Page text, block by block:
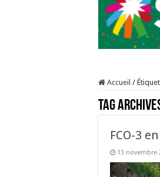
Accueil /
Tag
FCO-3
13 novembre